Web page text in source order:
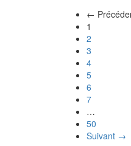
←
1
2
3
4
5
6
7
…
50
Suivant →